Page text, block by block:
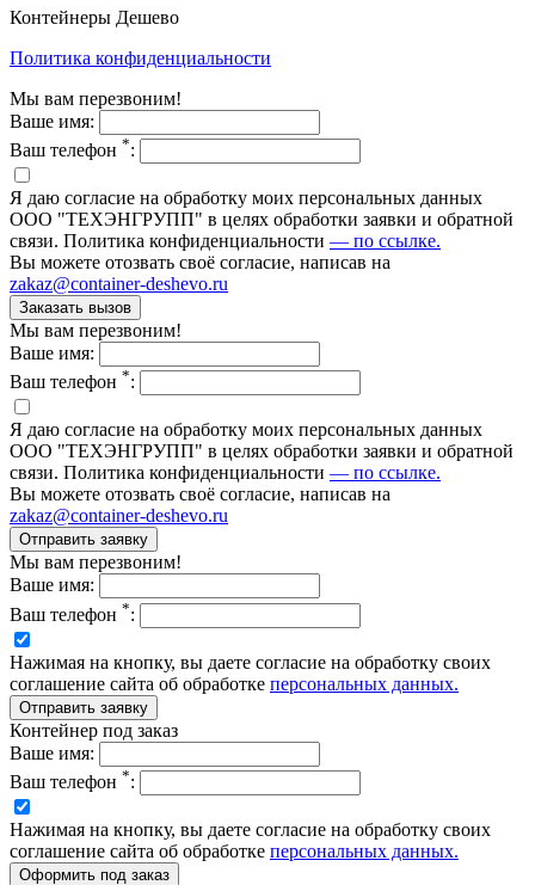
Контейнеры Дешево
Политика конфиденциальности
Мы вам перезвоним!
Ваше имя:
Ваш телефон *:
Я даю согласие на обработку моих персональных данных
ООО "ТЕХЭНГРУПП" в целях обработки заявки и обратной
связи. Политика конфиденциальности — по ссылке.
Вы можете отозвать своё согласие, написав на
zakaz@container-deshevo.ru
Мы вам перезвоним!
Ваше имя:
Ваш телефон *:
Я даю согласие на обработку моих персональных данных
ООО "ТЕХЭНГРУПП" в целях обработки заявки и обратной
связи. Политика конфиденциальности — по ссылке.
Вы можете отозвать своё согласие, написав на
zakaz@container-deshevo.ru
Мы вам перезвоним!
Ваше имя:
Ваш телефон *:
Нажимая на кнопку, вы даете согласие на обработку своих
соглашение сайта об обработке персональных данных.
Контейнер под заказ
Ваше имя:
Ваш телефон *:
Нажимая на кнопку, вы даете согласие на обработку своих
соглашение сайта об обработке персональных данных.